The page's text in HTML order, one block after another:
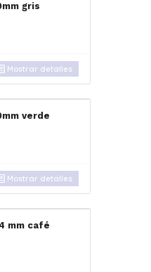
gris
Mostrar detalles
verde
Mostrar detalles
mm café